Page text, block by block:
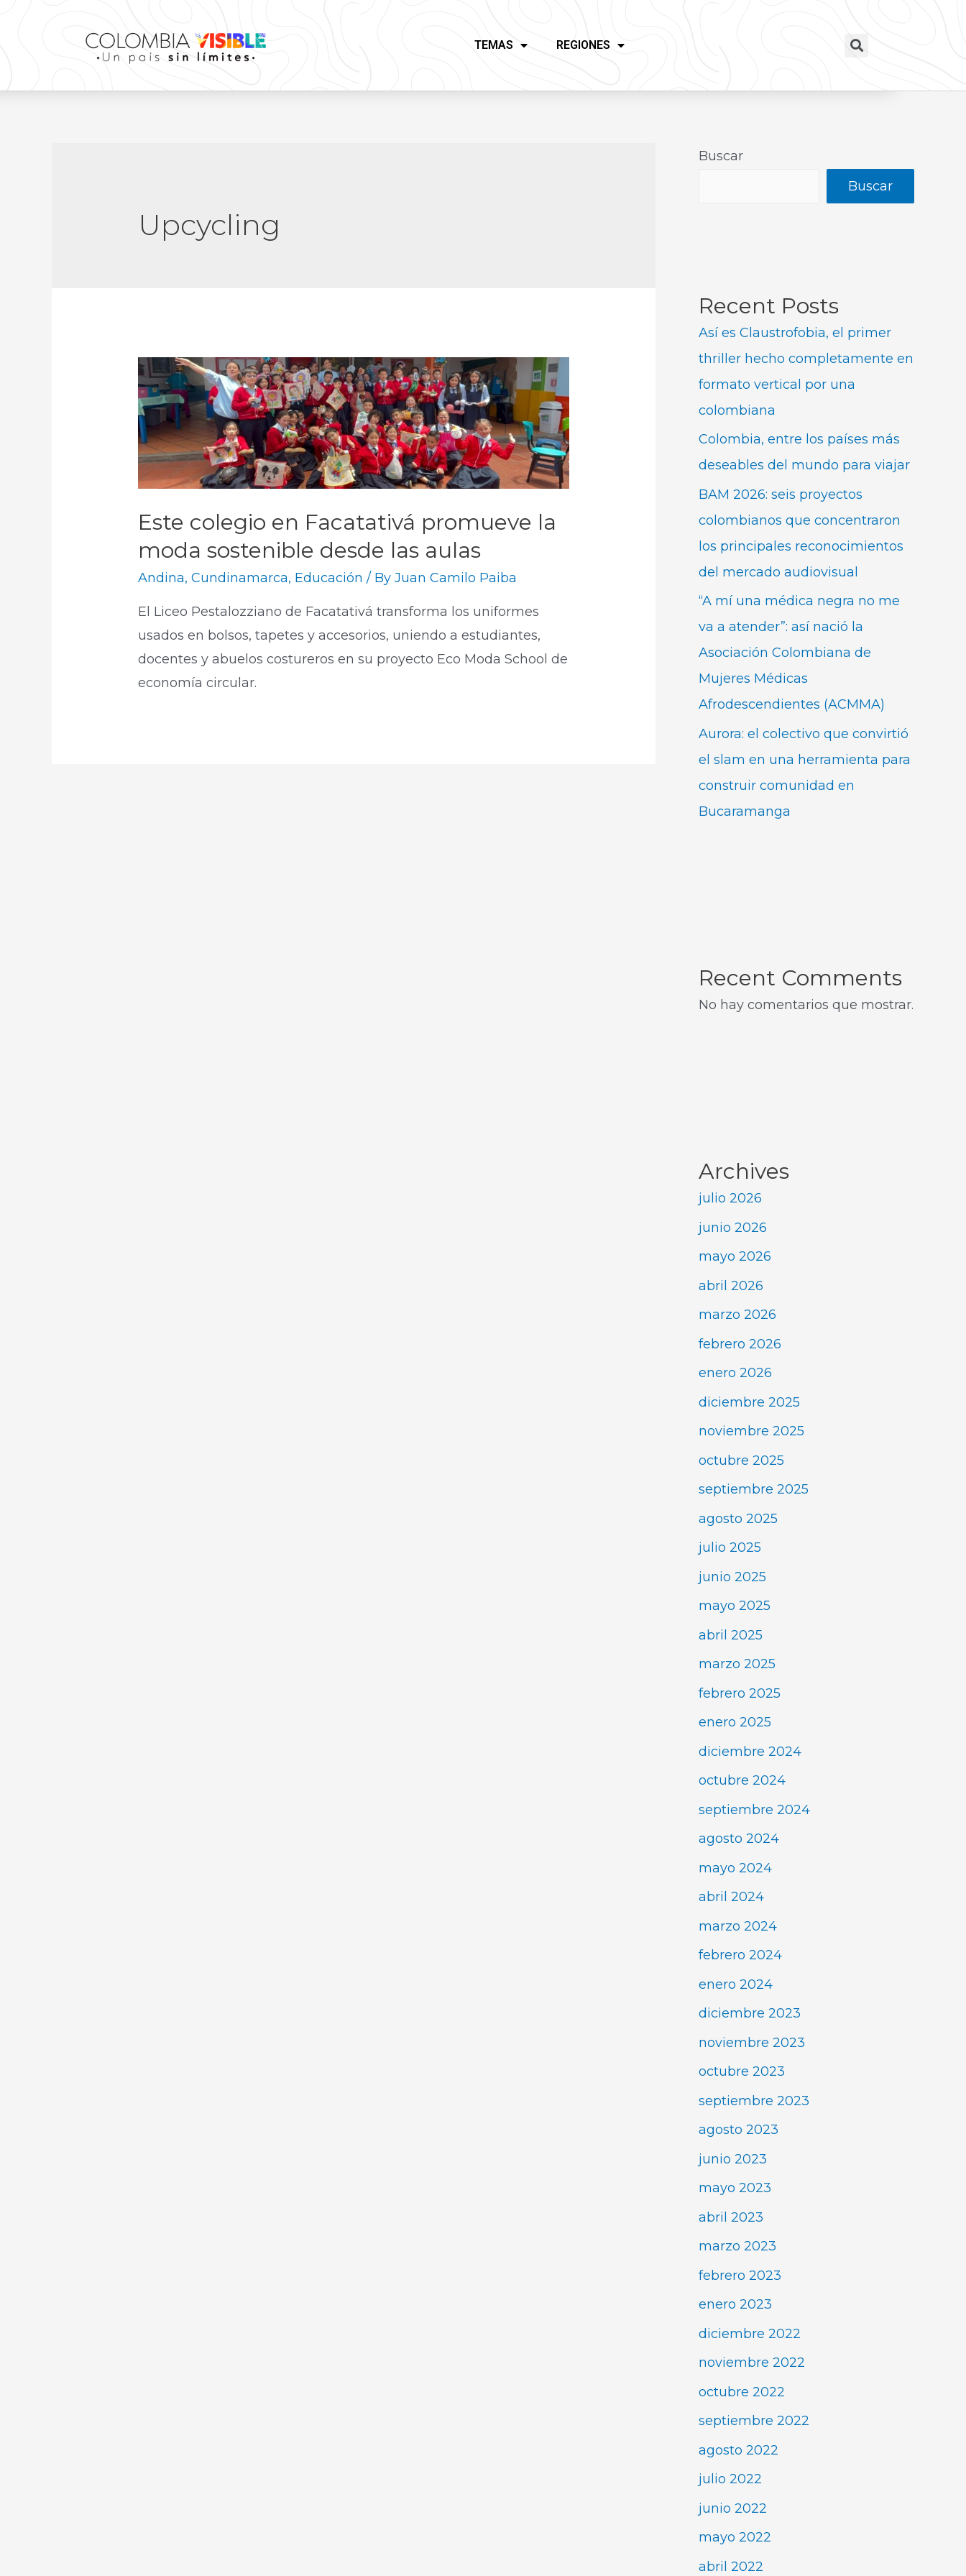
TEMAS REGIONES
Upcycling
Este colegio en Facatativá promueve la
moda sostenible desde las aulas
Andina,Cundinamarca, Educación / ByJuan Camilo Paiba
El Liceo Pestalozziano de Facatativá transforma los uniformes
usados en bolsos, tapetes y accesorios, uniendo a estudiantes,
docentes y abuelos costureros en su proyecto Eco Moda School de
economía circular.
Buscar
Buscar
Recent Posts
Así es Claustrofobia, el primer
thriller hecho completamente en
formato vertical por una
colombiana
Colombia, entre los países más
deseables del mundo para viajar
BAM 2026: seis proyectos
colombianos que concentraron
los principales reconocimientos
del mercado audiovisual
“A mí una médica negra no me
va a atender”: así nació la
Asociación Colombiana de
Mujeres Médicas
Afrodescendientes (ACMMA)
Aurora: el colectivo que convirtió
el slam en una herramienta para
construir comunidad en
Bucaramanga
Recent Comments
No hay comentarios que mostrar.
Archives
julio 2026
junio 2026
mayo 2026
abril 2026
marzo 2026
febrero 2026
enero 2026
diciembre 2025
noviembre 2025
octubre 2025
septiembre 2025
agosto 2025
julio 2025
junio 2025
mayo 2025
abril 2025
marzo 2025
febrero 2025
enero 2025
diciembre 2024
octubre 2024
septiembre 2024
agosto 2024
mayo 2024
abril 2024
marzo 2024
febrero 2024
enero 2024
diciembre 2023
noviembre 2023
octubre 2023
septiembre 2023
agosto 2023
junio 2023
mayo 2023
abril 2023
marzo 2023
febrero 2023
enero 2023
diciembre 2022
noviembre 2022
octubre 2022
septiembre 2022
agosto 2022
julio 2022
junio 2022
mayo 2022
abril 2022